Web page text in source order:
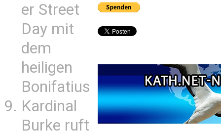
er Street
Day mit
dem
heiligen
Bonifatius
Kardinal
Burke ruft